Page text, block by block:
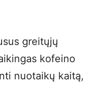
greitųjų
kofeino
nuotaikų kaitą,